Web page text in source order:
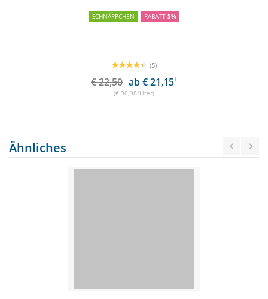
SCHNÄPPCHEN RABATT 5%
(5)
€ 22,50 ab € 21,151
(€ 90,98/Liter)
Ähnliches